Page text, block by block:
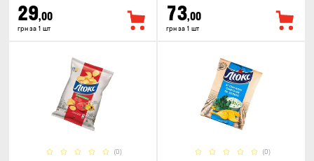
29,00
грн за 1 шт
73,00
грн за 1 шт
(0) (0)